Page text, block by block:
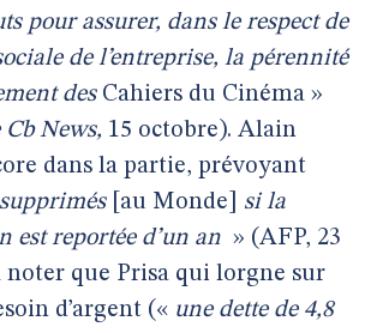
pour assurer, dans le respect de
de l’entreprise, la pérennité
desCahiers du Cinéma »
News, 15 octobre). Alain
dans la partie, prévoyant
[au Monde]
si la
est reportée d’un an » (AFP, 23
noter que Prisa qui lorgne sur
d’argent (« une dette de 4,8